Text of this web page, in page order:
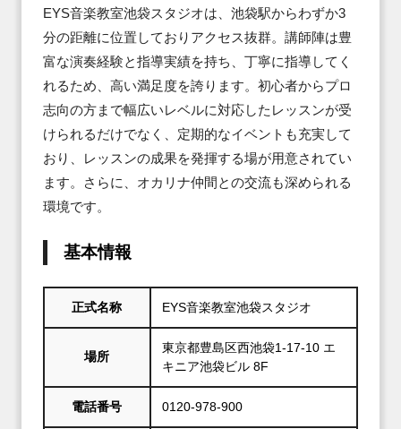
EYS音楽教室池袋スタジオは、池袋駅からわずか3
分の距離に位置しておりアクセス抜群。講師陣は豊
富な演奏経験と指導実績を持ち、丁寧に指導してく
れるため、高い満足度を誇ります。初心者からプロ
志向の方まで幅広いレベルに対応したレッスンが受
けられるだけでなく、定期的なイベントも充実して
おり、レッスンの成果を発揮する場が用意されてい
ます。さらに、オカリナ仲間との交流も深められる
環境です。
基本情報
正式名称 EYS音楽教室池袋スタジオ
場所
東京都豊島区西池袋1-17-10 エ
キニア池袋ビル 8F
電話番号 0120-978-900